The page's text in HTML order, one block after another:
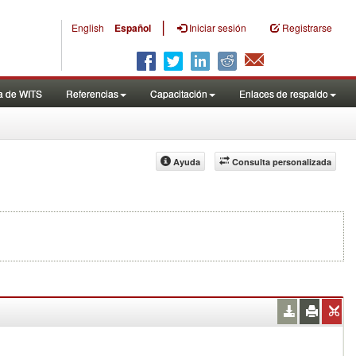
English Español | Iniciar sesión Registrarse
de WITS Referencias Capacitación Enlaces de respaldo
Consulta personalizada
Ayuda